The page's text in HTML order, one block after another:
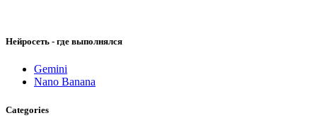
Нейросеть - где выполнялся
Gemini
Nano Banana
Categories